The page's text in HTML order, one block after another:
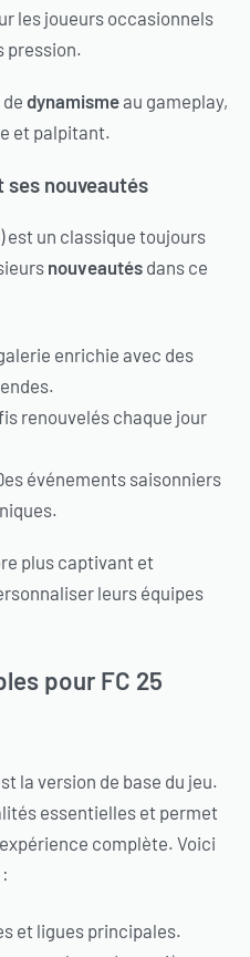
les joueurs occasionnels
pression.
dynamismeau gameplay,
et palpitant.
ses nouveautés
est un classique toujours
nouveautés dans ce
enrichie avec des
renouvelés chaque jour
événements saisonniers
plus captivant et
leurs équipes
pour FC 25
la version de base du jeu.
essentielles et permet
complète. Voici
et ligues principales.